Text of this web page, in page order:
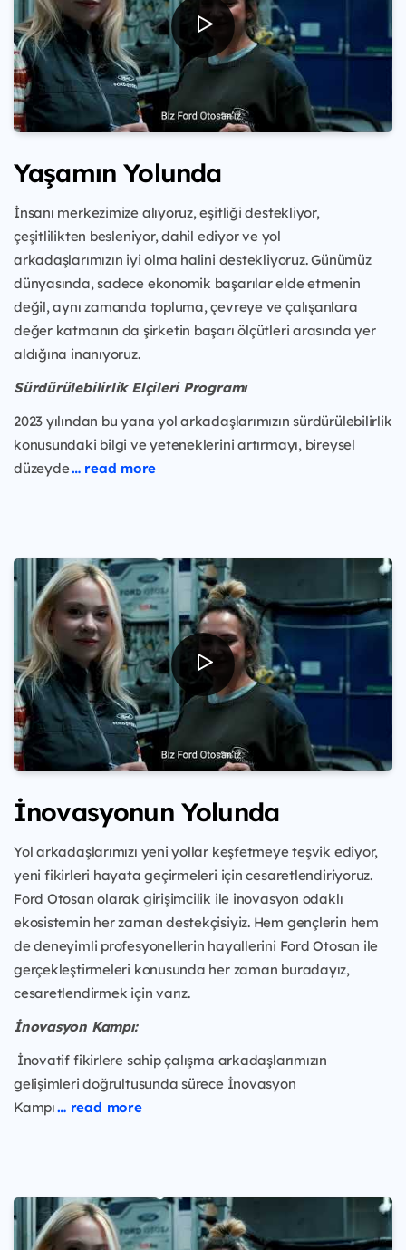
Yaşamın Yolunda
İnsanı merkezimize alıyoruz, eşitliği destekliyor,
çeşitlilikten besleniyor, dahil ediyor ve yol
arkadaşlarımızın iyi olma halini destekliyoruz. Günümüz
dünyasında, sadece ekonomik başarılar elde etmenin
değil, aynı zamanda topluma, çevreye ve çalışanlara
değer katmanın da şirketin başarı ölçütleri arasında yer
aldığına inanıyoruz.
Sürdürülebilirlik Elçileri Programı
2023 yılından bu yana yol arkadaşlarımızın sürdürülebilirlik
konusundaki bilgi ve yeteneklerini artırmayı, bireysel
düzeyde… read more
İnovasyonun Yolunda
Yol arkadaşlarımızı yeni yollar keşfetmeye teşvik ediyor,
yeni fikirleri hayata geçirmeleri için cesaretlendiriyoruz.
Ford Otosan olarak girişimcilik ile inovasyon odaklı
ekosistemin her zaman destekçisiyiz. Hem gençlerin hem
de deneyimli profesyonellerin hayallerini Ford Otosan ile
gerçekleştirmeleri konusunda her zaman buradayız,
cesaretlendirmek için varız.
İnovasyon Kampı:
İnovatif fikirlere sahip çalışma arkadaşlarımızın
gelişimleri doğrultusunda sürece İnovasyon
Kampı… read more